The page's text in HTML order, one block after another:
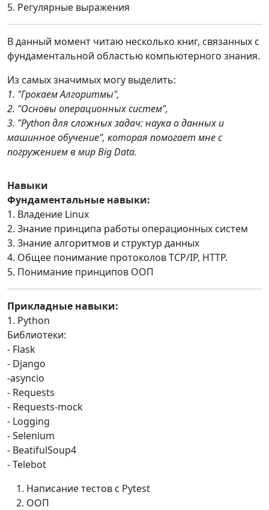
5. Регулярные выражения
В данный момент читаю несколько книг, связанных с
фундаментальной областью компьютерного знания.
Из самых значимых могу выделить:
1. "Грокаем Алгоритмы",
2. "Основы операционных систем",
3. "Python для сложных задач: наука о данных и
машинное обучение", которая помогает мне с
погружением в мир Big Data.
Навыки
Фундаментальные навыки:
1. Владение Linux
2. Знание принципа работы операционных систем
3. Знание алгоритмов и структур данных
4. Общее понимание протоколов TCP/IP, HTTP.
5. Понимание принципов ООП
Прикладные навыки:
1. Python
Библиотеки:
- Flask
- Django
-asyncio
- Requests
- Requests-mock
- Logging
- Selenium
- BeatifulSoup4
- Telebot
Написание тестов с Pytest
ООП